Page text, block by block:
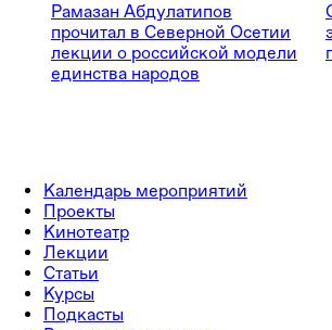
Рамазан Абдулатипов
прочитал в Северной Осетии
лекции о российской модели
единства народов
Календарь мероприятий
Проекты
Кинотеатр
Лекции
Статьи
Курсы
Подкасты